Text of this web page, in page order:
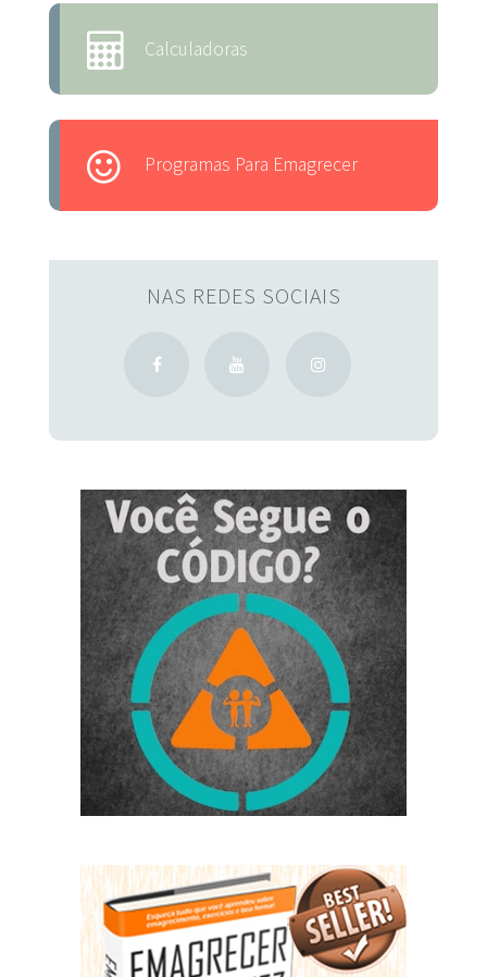
Calculadoras
Programas Para Emagrecer
NAS REDES SOCIAIS